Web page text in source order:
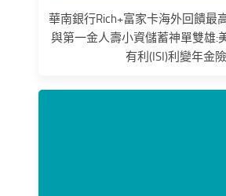
華南銀行Rich+富家卡海外回饋最
與第一金人壽小資儲蓄神單雙雄:
有利(ISI)利變年金險